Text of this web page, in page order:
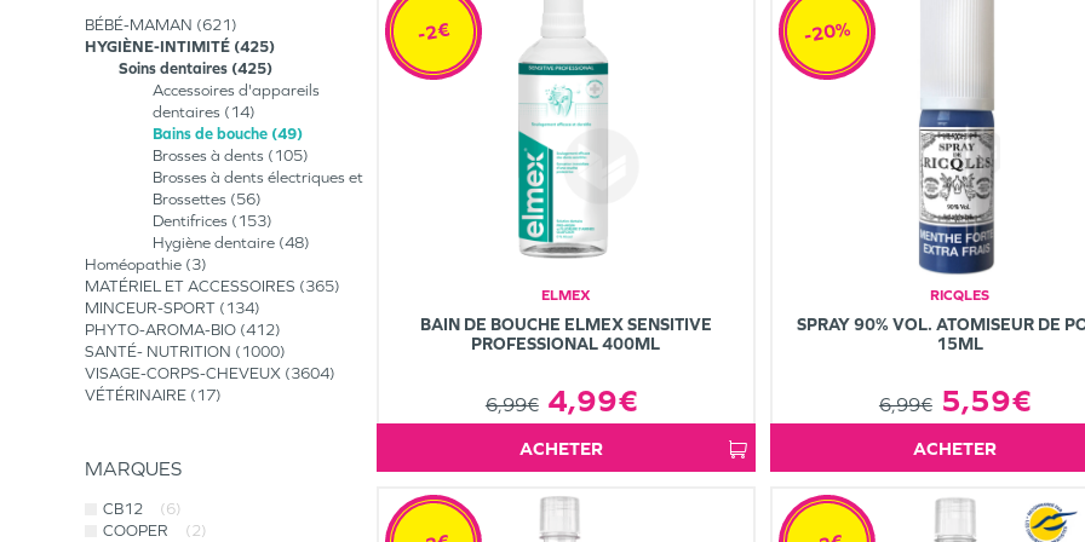
BÉBÉ-MAMAN 621
HYGIÈNE-INTIMITÉ 425
Soins dentaires 425
Accessoires d'appareils
dentaires
14
Bains de bouche 49
Brosses à dents
105
Brosses à dents électriques et
Brossettes
56
Dentifrices
153
Hygiène dentaire 48
Homéopathie 3
MATÉRIEL ET ACCESSOIRES
365
MINCEUR-SPORT
134
PHYTO-AROMA-BIO 412
SANTÉ- NUTRITION
1000
VISAGE-CORPS-CHEVEUX 3604
VÉTÉRINAIRE
17
MARQUES
CB12
(6)
COOPER
(2)
ELMEX
BAIN DE BOUCHE ELMEX SENSITIVE
PROFESSIONAL 400ML
6,99€ 4,99€
-2€
ACHETER
RICQLES
SPRAY 90% VOL. ATOMISEUR DE
15ML
6,99€ 5,59€
-20%
ACHETER